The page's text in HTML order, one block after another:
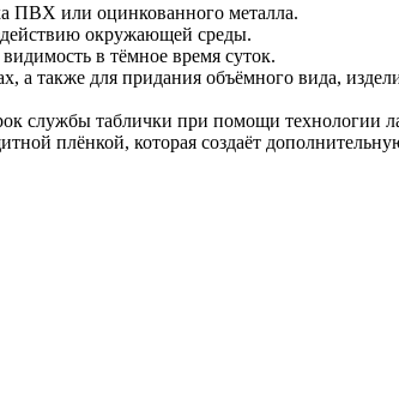
ПВХ или оцинкованного металла.
окружающей среды.
в тёмное время суток.
а также для придания объёмного вида,
службы таблички при помощи технологии
плёнкой, которая создаёт